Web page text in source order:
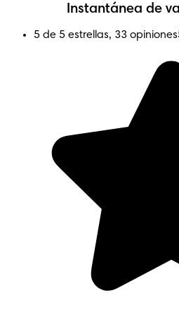
Instantánea de
5 de 5 estrellas, 33 opiniones